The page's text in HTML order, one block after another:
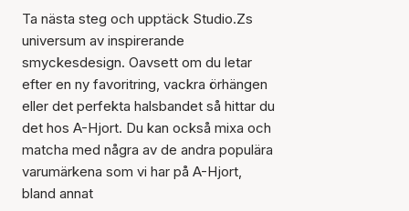
Ta nästa steg och upptäck Studio.Zs
universum av inspirerande
smyckesdesign. Oavsett om du letar
efter en ny favoritring, vackra örhängen
eller det perfekta halsbandet så hittar du
det hos A-Hjort. Du kan också mixa och
matcha med några av de andra populära
varumärkena som vi har på A-Hjort,
bland annat